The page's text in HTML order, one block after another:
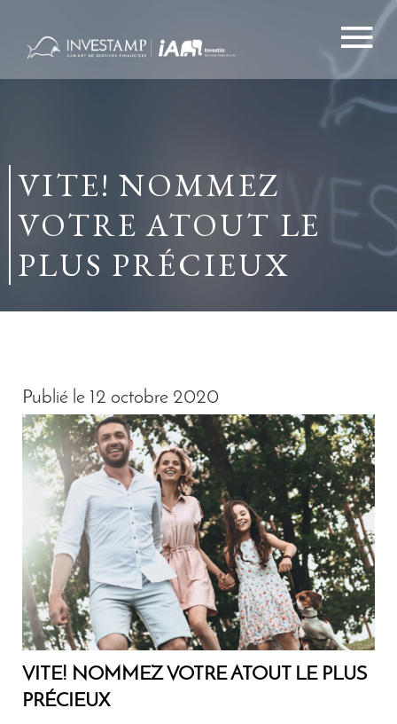
contenu
VITE! NOMMEZ
VOTRE ATOUT LE
PLUS PRÉCIEUX
Publié le 12 octobre 2020
VITE! NOMMEZ VOTRE ATOUT LE PLUS
PRÉCIEUX